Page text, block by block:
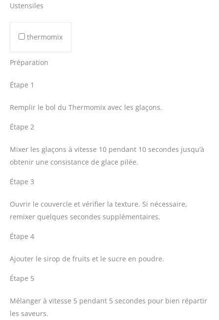
Ustensiles
thermomix
Préparation
Étape 1
Remplir le bol du Thermomix avec les glaçons.
Étape 2
Mixer les glaçons à vitesse 10 pendant 10 secondes jusqu’à
obtenir une consistance de glace pilée.
Étape 3
Ouvrir le couvercle et vérifier la texture. Si nécessaire,
remixer quelques secondes supplémentaires.
Étape 4
Ajouter le sirop de fruits et le sucre en poudre.
Étape 5
Mélanger à vitesse 5 pendant 5 secondes pour bien répartir
les saveurs.